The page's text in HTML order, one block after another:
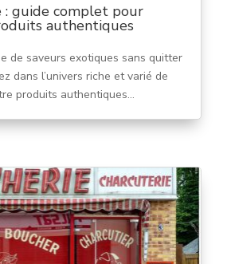
: guide complet pour
authentiques
de saveurs exotiques sans quitter
dans l’univers riche et varié de
produits authentiques...